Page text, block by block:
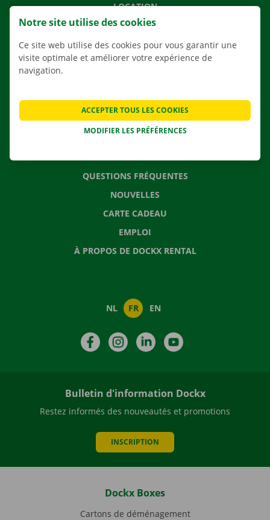
LOCATION
NOS VÉHICULES
NOS SERVICES
AGENCES
SOLUTIONS DE DÉMÉNAGEMENT
QUESTIONS FRÉQUENTES
NOUVELLES
CARTE CADEAU
EMPLOI
À PROPOS DE DOCKX RENTAL
NL FR EN
FacebookInstagramLinkedIn
Bulletin d'information Dockx
Restez informés des nouveautés et promotions
INSCRIPTION
Dockx Boxes
Cartons de déménagement
Notre site utilise des cookies
Ce site web utilise des cookies pour vous garantir une
visite optimale et améliorer votre expérience de
navigation.
MODIFIER LES PRÉFÉRENCES
ACCEPTER TOUS LES COOKIES